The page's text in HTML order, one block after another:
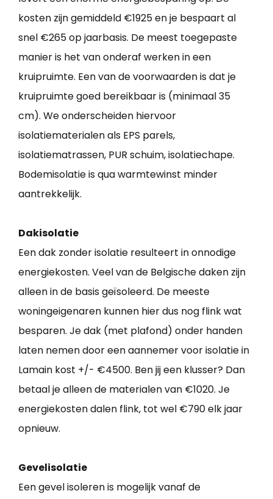
kosten zijn gemiddeld €1925 en je bespaart al
snel €265 op jaarbasis. De meest toegepaste
manier is het van onderaf werken in een
kruipruimte. Een van de voorwaarden is dat je
kruipruimte goed bereikbaar is (minimaal 35
cm). We onderscheiden hiervoor
isolatiematerialen als EPS parels,
isolatiematrassen, PUR schuim, isolatiechape.
Bodemisolatie is qua warmtewinst minder
aantrekkelijk.
Dakisolatie
Een dak zonder isolatie resulteert in onnodige
energiekosten. Veel van de Belgische daken zijn
alleen in de basis geïsoleerd. De meeste
woningeigenaren kunnen hier dus nog flink wat
besparen. Je dak (met plafond) onder handen
laten nemen door een aannemer voor isolatie in
Lamain kost +/- €4500. Ben jij een klusser? Dan
betaal je alleen de materialen van €1020. Je
energiekosten dalen flink, tot wel €790 elk jaar
opnieuw.
Gevelisolatie
Een gevel isoleren is mogelijk vanaf de